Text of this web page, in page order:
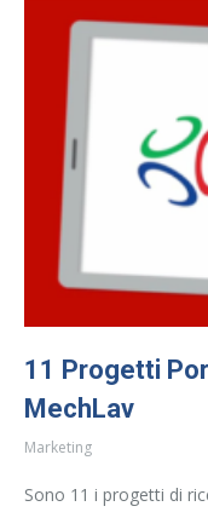
11 Progetti
MechLav
Marketing
Sono 11 i progetti di